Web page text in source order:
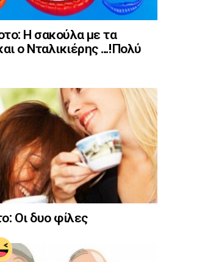
Η σακούλα με τα
ο Νταλικιέρης …!Πολύ
Οι δυο φίλες